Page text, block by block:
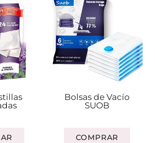
Bolsas de Vacío
SUOB
COMPRAR